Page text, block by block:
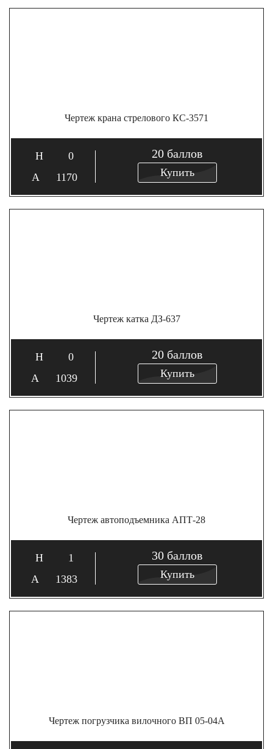
Чертеж крана стрелового КС-3571
0
1170
20 баллов
Купить
Чертеж катка ДЗ-637
0
1039
20 баллов
Купить
Чертеж автоподъемника АПТ-28
1
1383
30 баллов
Купить
Чертеж погрузчика вилочного ВП 05-04А